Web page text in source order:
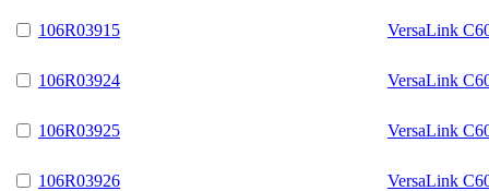
106R03915 VersaLink
106R03924 VersaLink
106R03925 VersaLink
106R03926 VersaLink